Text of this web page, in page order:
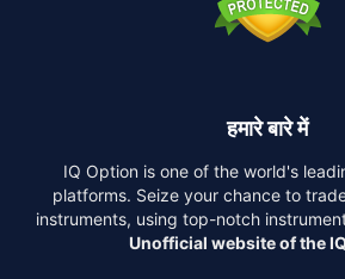
हमारे बारे में
IQ Option is one of the world's
platforms. Seize your chance to
instruments, using top-notch
Unofficial website of the